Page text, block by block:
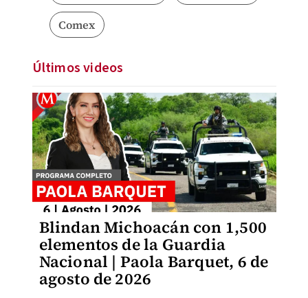
Comex
Últimos videos
Blindan Michoacán con 1,500
elementos de la Guardia
Nacional | Paola Barquet, 6 de
agosto de 2026